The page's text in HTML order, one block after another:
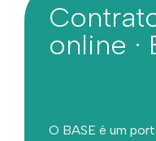
online ·
O BASE​​​ é um